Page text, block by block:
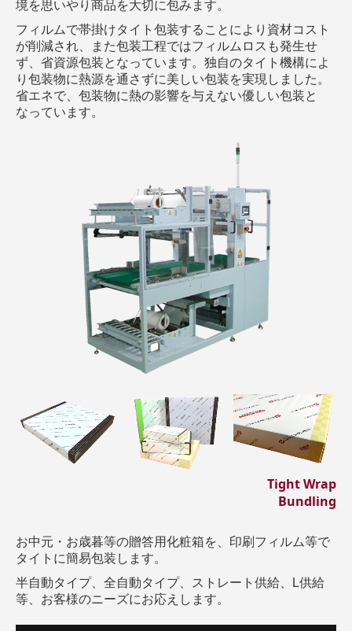
境を思いやり商品を大切に包みます。
フィルムで帯掛けタイト包装することにより資材コスト
が削減され、また包装工程ではフィルムロスも発生せ
ず、省資源包装となっています。独自のタイト機構によ
り包装物に熱源を通さずに美しい包装を実現しました。
省エネで、包装物に熱の影響を与えない優しい包装と
なっています。
Tight Wrap
Bundling
お中元・お歳暮等の贈答用化粧箱を、印刷フィルム等で
タイトに簡易包装します。
半自動タイプ、全自動タイプ、ストレート供給、L供給
等、お客様のニーズにお応えします。